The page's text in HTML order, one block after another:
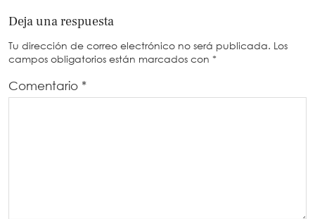
Deja una respuesta
Tu dirección de correo electrónico no será publicada. Los
campos obligatorios están marcados con *
Comentario *